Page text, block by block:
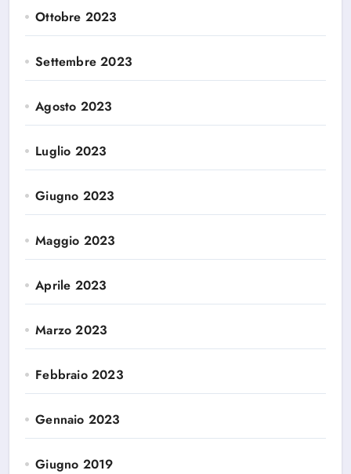
Ottobre 2023
Settembre 2023
Agosto 2023
Luglio 2023
Giugno 2023
Maggio 2023
Aprile 2023
Marzo 2023
Febbraio 2023
Gennaio 2023
Giugno 2019